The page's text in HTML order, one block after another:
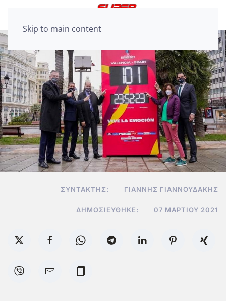
Skip to main content
ΣΥΝΤΆΚΤΗΣ: ΓΙΆΝΝΗΣ ΓΙΑΝΝΟΥΔΆΚΗΣ
ΔΗΜΟΣΙΕΎΘΗΚΕ: 07 ΜΑΡΤΊΟΥ 2021